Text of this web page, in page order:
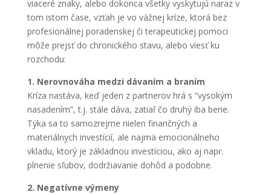
viaceré znaky, alebo dokonca všetky vyskytujú naraz v
tom istom čase, vzťah je vo vážnej kríze, ktorá bez
profesionálnej poradenskej či terapeutickej pomoci
môže prejsť do chronického stavu, alebo viesť ku
rozchodu:
1. Nerovnováha medzi dávaním a braním
Kríza nastáva, keď jeden z partnerov hrá s “vysokým
nasadením”, t.j. stále dáva, zatiaľ čo druhý iba berie.
Týka sa to samozrejme nielen finančných a
materiálnych investícií, ale najmä emocionálneho
vkladu, ktorý je základnou investíciou, ako aj napr.
plnenie sľubov, dodržiavanie dohôd a podobne.
2. Negatívne výmeny